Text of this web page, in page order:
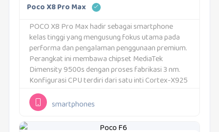
Poco X8 Pro Max
POCO X8 Pro Max hadir sebagai smartphone
kelas tinggi yang mengusung fokus utama pada
performa dan pengalaman penggunaan premium.
Perangkat ini membawa chipset MediaTek
Dimensity 9500s dengan proses fabrikasi 3 nm.
Konfigurasi CPU terdiri dari satu inti Cortex-X925
hingga 3,73 GHz, tiga inti Cortex-X4 hingga 3,3 GHz,
dan empat inti...
smartphones